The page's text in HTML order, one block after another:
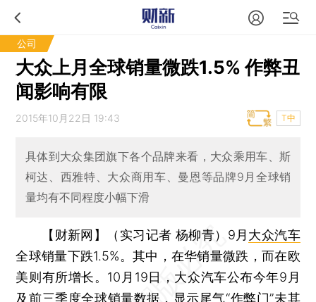
公司
大众上月全球销量微跌1.5% 作弊丑
闻影响有限
2015年10月22日 19:43 T中
具体到大众集团旗下各个品牌来看，大众乘用车、斯
柯达、西雅特、大众商用车、曼恩等品牌9月全球销
量均有不同程度小幅下滑
【财新网】（实习记者 杨柳青） 9月 大众汽车
全球销量下跌1.5%。其中，在华销量微跌，而在欧
美则有所增长。10月19日，大众汽车公布今年9月
及前三季度全球销量数据，显示尾气“作弊门”未其